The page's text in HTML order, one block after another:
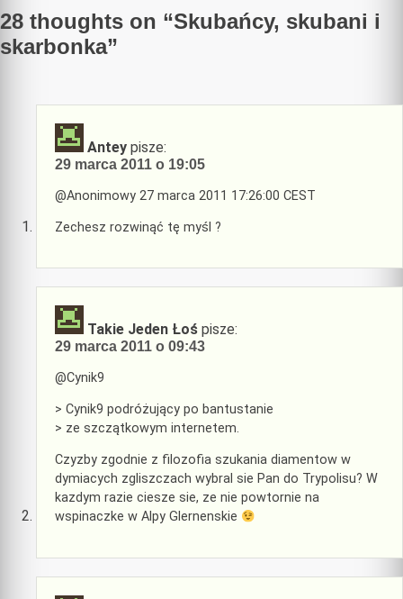
28 thoughts on “Skubańcy, skubani i
skarbonka”
Antey pisze:
29 marca 2011 o 19:05
@Anonimowy 27 marca 2011 17:26:00 CEST
Zechesz rozwinąć tę myśl ?
Takie Jeden Łoś pisze:
29 marca 2011 o 09:43
@Cynik9
> Cynik9 podróżujący po bantustanie
> ze szczątkowym internetem.
Czyzby zgodnie z filozofia szukania diamentow w
dymiacych zgliszczach wybral sie Pan do Trypolisu? W
kazdym razie ciesze sie, ze nie powtornie na
wspinaczke w Alpy Glernenskie